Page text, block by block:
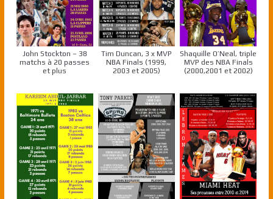
John Stockton – 38
matchs à 20 passes
et plus
Tim Duncan, 3 x MVP
NBA Finals (1999,
2003 et 2005)
Shaquille O’Neal, triple
MVP des NBA Finals
(2000,2001 et 2002)